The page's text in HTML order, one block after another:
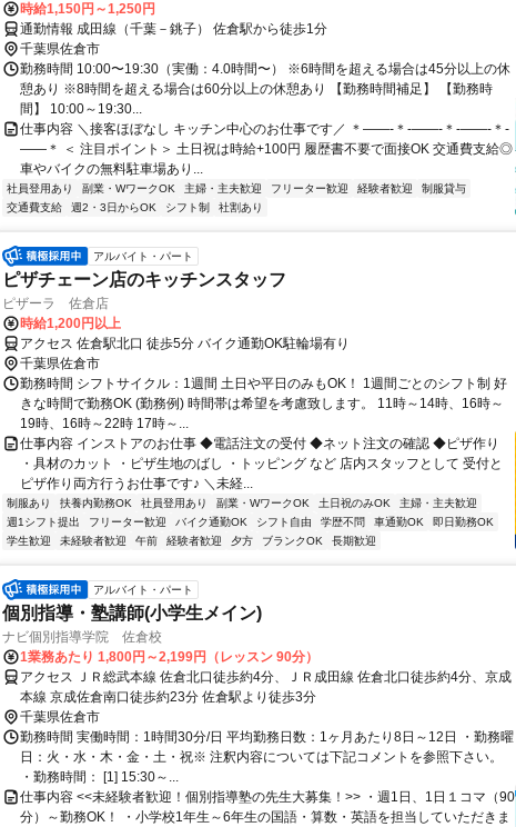
時給1,150円～1,250円
通勤情報 成田線（千葉－銚子） 佐倉駅から徒歩1分
千葉県佐倉市
勤務時間 10:00〜19:30（実働：4.0時間〜） ※6時間を超える場合は45分以上の休
憩あり ※8時間を超える場合は60分以上の休憩あり 【勤務時間補足】 【勤務時
間】 10:00～19:30...
仕事内容 ＼接客ほぼなし キッチン中心のお仕事です／ ＊――-＊-――-＊-――-＊-
――＊ ＜ 注目ポイント＞ 土日祝は時給+100円 履歴書不要で面接OK 交通費支給◎
車やバイクの無料駐車場あり...
社員登用あり 副業・WワークOK 主婦・主夫歓迎 フリーター歓迎 経験者歓迎
制服貸与
交通費支給
週2・3日からOK シフト制 社割あり
アルバイト・パート
ピザチェーン店のキッチンスタッフ
ピザーラ 佐倉店
時給1,200円以上
アクセス 佐倉駅北口 徒歩5分 バイク通勤OK駐輪場有り
千葉県佐倉市
勤務時間 シフトサイクル：1週間 土日や平日のみもOK！ 1週間ごとのシフト制 好
きな時間で勤務OK (勤務例) 時間帯は希望を考慮致します。 11時～14時、16時～
19時、16時～22時 17時～...
仕事内容 インストアのお仕事 ◆電話注文の受付 ◆ネット注文の確認 ◆ピザ作り
・具材のカット ・ピザ生地のばし ・トッピング など 店内スタッフとして 受付と
ピザ作り両方行うお仕事です♪ ＼未経...
制服あり 扶養内勤務OK 社員登用あり 副業・WワークOK 土日祝のみOK
主婦・主夫歓迎
週1シフト提出
フリーター歓迎 バイク通勤OK シフト自由 学歴不問 車通勤OK
即日勤務OK
学生歓迎
未経験者歓迎 午前 経験者歓迎 夕方 ブランクOK 長期歓迎
アルバイト・パート
個別指導・塾講師(小学生メイン)
ナビ個別指導学院 佐倉校
1業務あたり 1,800円～2,199円（レッスン 90分）
アクセス ＪＲ総武本線 佐倉北口徒歩約4分、ＪＲ成田線 佐倉北口徒歩約4分、京成
本線 京成佐倉南口徒歩約23分 佐倉駅より徒歩3分
千葉県佐倉市
勤務時間 実働時間：1時間30分/日 平均勤務日数：1ヶ月あたり8日～12日 ・勤務曜
日：火・水・木・金・土・祝※ 注釈内容については下記コメントを参照下さい。
・勤務時間： [1] 15:30～...
仕事内容 <<未経験者歓迎！個別指導塾の先生大募集！>> ・週1日、1日１コマ（90
分）～勤務OK！ ・小学校1年生～6年生の国語・算数・英語を担当していただきま